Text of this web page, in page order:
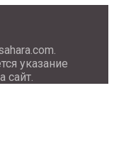
указание
сайт.